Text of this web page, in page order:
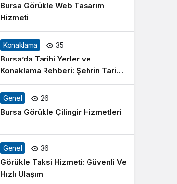
Bursa Görükle Web Tasarım
Hizmeti
Konaklama 35
Bursa’da Tarihi Yerler ve
Konaklama Rehberi: Şehrin Tarihî
Zenginlikleriyle Dolu Bir Seyahat
Genel 26
Bursa Görükle Çilingir Hizmetleri
Genel 36
Görükle Taksi Hizmeti: Güvenli Ve
Hızlı Ulaşım